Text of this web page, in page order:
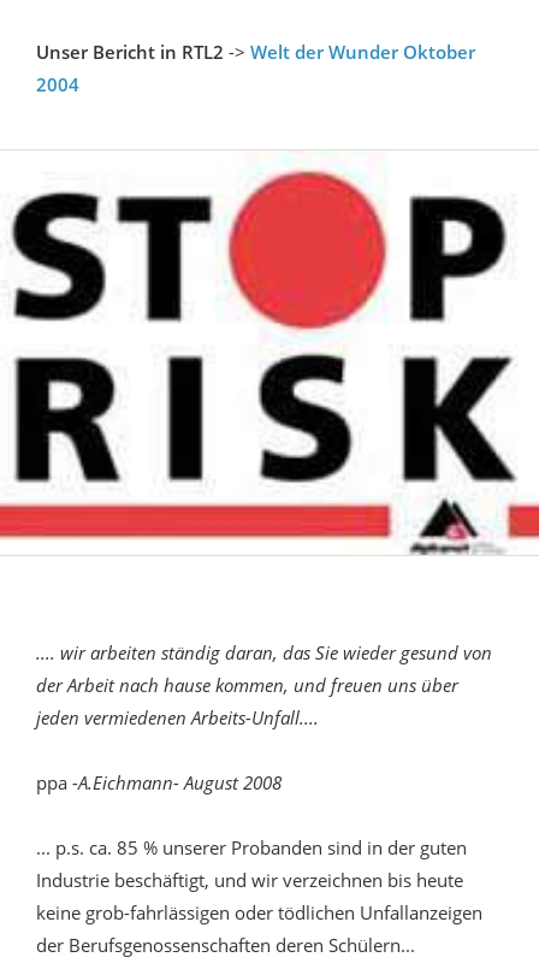
Unser Bericht in RTL2 -> Welt der Wunder Oktober
2004
.... wir arbeiten ständig daran, das Sie wieder gesund von
der Arbeit nach hause kommen, und freuen uns über
jeden vermiedenen Arbeits-Unfall....
ppa -A.Eichmann- August 2008
... p.s. ca. 85 % unserer Probanden sind in der guten
Industrie beschäftigt, und wir verzeichnen bis heute
keine grob-fahrlässigen oder tödlichen Unfallanzeigen
der Berufsgenossenschaften deren Schülern...